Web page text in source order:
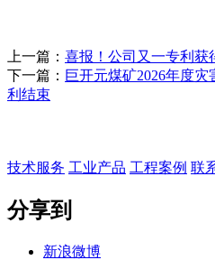
上一篇： 喜报！公司又一专利获
下一篇： 巨开元煤矿2026年度
利结束
技术服务 工业产品 工程案例 联
分享到
新浪微博